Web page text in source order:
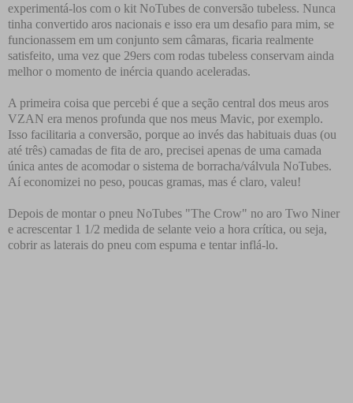
experimentá-los com o kit NoTubes de conversão tubeless. Nunca
tinha convertido aros nacionais e isso era um desafio para mim, se
funcionassem em um conjunto sem câmaras, ficaria realmente
satisfeito, uma vez que 29ers com rodas tubeless conservam ainda
melhor o momento de inércia quando aceleradas.
A primeira coisa que percebi é que a seção central dos meus aros
VZAN era menos profunda que nos meus Mavic, por exemplo.
Isso facilitaria a conversão, porque ao invés das habituais duas (ou
até três) camadas de fita de aro, precisei apenas de uma camada
única antes de acomodar o sistema de borracha/válvula NoTubes.
Aí economizei no peso, poucas gramas, mas é claro, valeu!
Depois de montar o pneu NoTubes "The Crow" no aro Two Niner
e acrescentar 1 1/2 medida de selante veio a hora crítica, ou seja,
cobrir as laterais do pneu com espuma e tentar inflá-lo.